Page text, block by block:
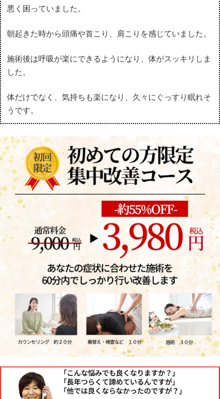
悪く困っていました。
朝起きた時から頭痛や首こり、肩こりを感じていました。
施術後は呼吸が楽にできるようになり、体がスッキリしま
した。
体だけでなく、気持ちも楽になり、久々にぐっすり眠れそ
うです。